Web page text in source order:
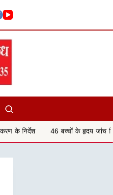
46 बच्चों के हृदय जांच शिविर परीक्षण में 29